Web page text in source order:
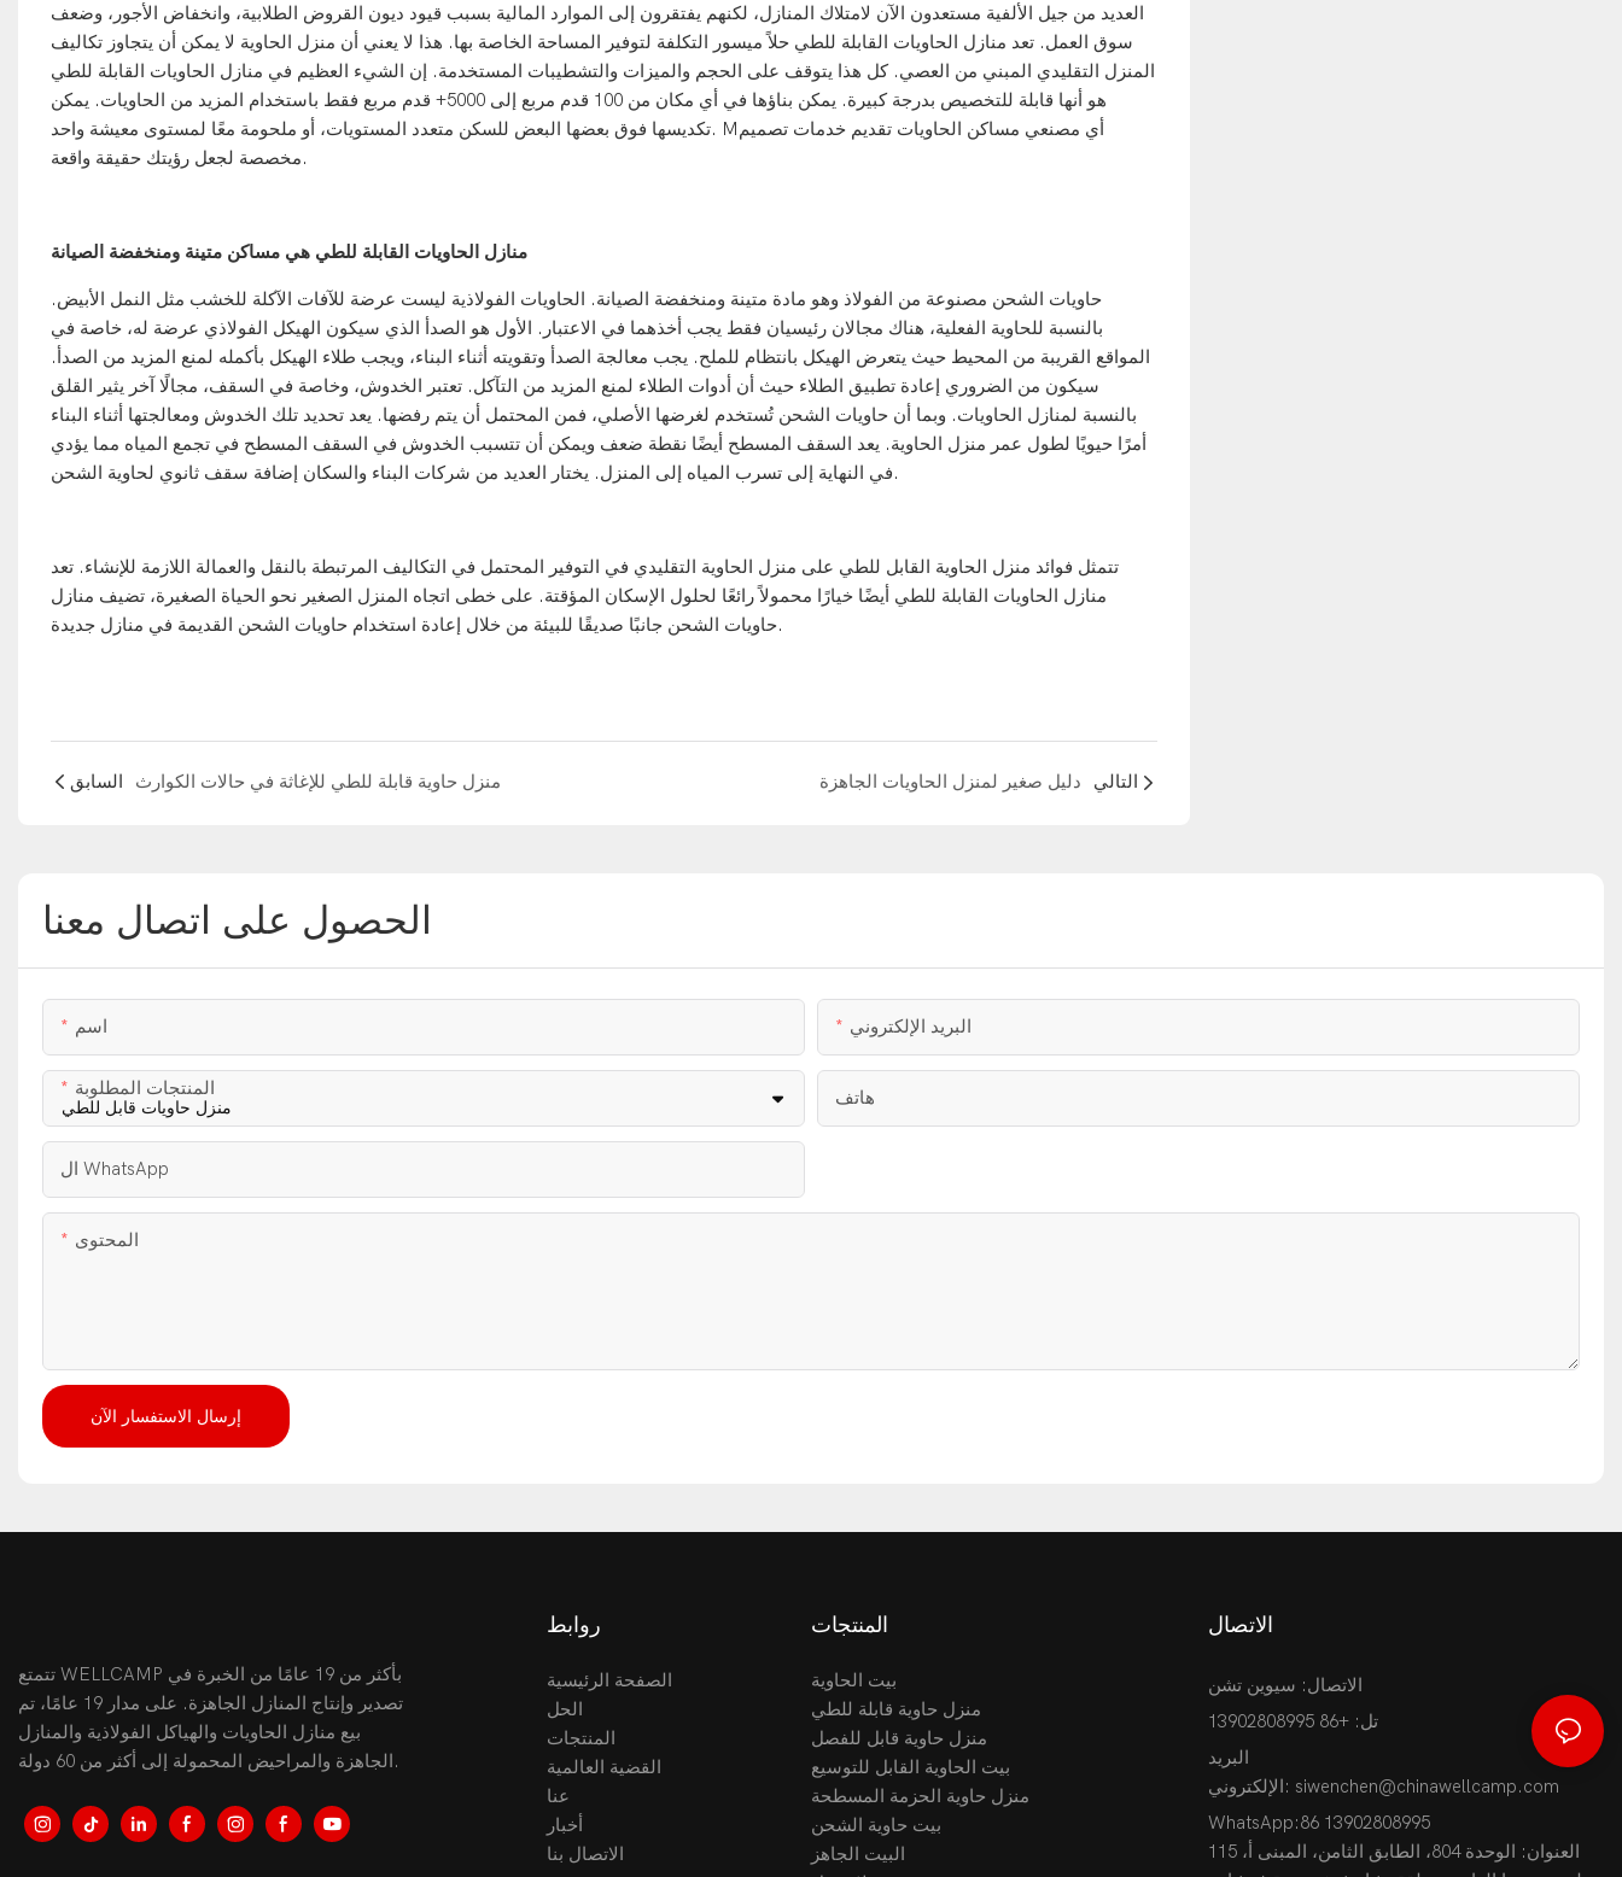
العديد من جيل الألفية مستعدون الآن لامتلاك المنازل، لكنهم يفتقرون إلى الموارد المالية بسبب قيود ديون القروض الطلابية، وانخفاض الأجور، وضعف
سوق العمل. تعد منازل الحاويات القابلة للطي حلاً ميسور التكلفة لتوفير المساحة الخاصة بها. هذا لا يعني أن منزل الحاوية لا يمكن أن يتجاوز تكاليف
المنزل التقليدي المبني من العصي. كل هذا يتوقف على الحجم والميزات والتشطيبات المستخدمة. إن الشيء العظيم في منازل الحاويات القابلة للطي
هو أنها قابلة للتخصيص بدرجة كبيرة. يمكن بناؤها في أي مكان من 100 قدم مربع إلى 5000+ قدم مربع فقط باستخدام المزيد من الحاويات. يمكن
تكديسها فوق بعضها البعض للسكن متعدد المستويات، أو ملحومة معًا لمستوى معيشة واحد. Mأي مصنعي مساكن الحاوياتتقديم خدمات تصميم
مخصصة لجعل رؤيتك حقيقة واقعة.
منازل الحاويات القابلة للطي هي مساكن متينة ومنخفضة الصيانة
حاويات الشحن مصنوعة من الفولاذ وهو مادة متينة ومنخفضة الصيانة. الحاويات الفولاذية ليست عرضة للآفات الآكلة للخشب مثل النمل الأبيض.
بالنسبة للحاوية الفعلية، هناك مجالان رئيسيان فقط يجب أخذهما في الاعتبار. الأول هو الصدأ الذي سيكون الهيكل الفولاذي عرضة له، خاصة في
المواقع القريبة من المحيط حيث يتعرض الهيكل بانتظام للملح. يجب معالجة الصدأ وتقويته أثناء البناء، ويجب طلاء الهيكل بأكمله لمنع المزيد من الصدأ.
سيكون من الضروري إعادة تطبيق الطلاء حيث أن أدوات الطلاء لمنع المزيد من التآكل. تعتبر الخدوش، وخاصة في السقف، مجالًا آخر يثير القلق
بالنسبة لمنازل الحاويات. وبما أن حاويات الشحن تُستخدم لغرضها الأصلي، فمن المحتمل أن يتم رفضها. يعد تحديد تلك الخدوش ومعالجتها أثناء البناء
أمرًا حيويًا لطول عمر منزل الحاوية. يعد السقف المسطح أيضًا نقطة ضعف ويمكن أن تتسبب الخدوش في السقف المسطح في تجمع المياه مما يؤدي
في النهاية إلى تسرب المياه إلى المنزل. يختار العديد من شركات البناء والسكان إضافة سقف ثانوي لحاوية الشحن.
تتمثل فوائد منزل الحاوية القابل للطي على منزل الحاوية التقليدي في التوفير المحتمل في التكاليف المرتبطة بالنقل والعمالة اللازمة للإنشاء. تعد
منازل الحاويات القابلة للطي أيضًا خيارًا محمولاً رائعًا لحلول الإسكان المؤقتة. على خطى اتجاه المنزل الصغير نحو الحياة الصغيرة، تضيف منازل
حاويات الشحن جانبًا صديقًا للبيئة من خلال إعادة استخدام حاويات الشحن القديمة في منازل جديدة.
السابق منزل حاوية قابلة للطي للإغاثة في حالات الكوارث دليل صغير لمنزل الحاويات الجاهزة التالي
الحصول على اتصال معنا
اسم البريد الإلكتروني
المنتجات المطلوبة هاتف
ال WhatsApp
المحتوى
إرسال الاستفسار الآن
تتمتع WELLCAMP بأكثر من 19 عامًا من الخبرة في
تصدير وإنتاج المنازل الجاهزة. على مدار 19 عامًا، تم
بيع منازل الحاويات والهياكل الفولاذية والمنازل
الجاهزة والمراحيض المحمولة إلى أكثر من 60 دولة.
روابط
الصفحة الرئيسية
الحل
المنتجات
القضية العالمية
عنا
أخبار
الاتصال بنا
المنتجات
بيت الحاوية
منزل حاوية قابلة للطي
منزل حاوية قابل للفصل
بيت الحاوية القابل للتوسيع
منزل حاوية الحزمة المسطحة
بيت حاوية الشحن
البيت الجاهز
الاتصال
الاتصال: سيوين تشن
تل: +86 13902808995
البريد
الإلكتروني: siwenchen@chinawellcamp.com
WhatsApp:86 13902808995
العنوان: الوحدة 804، الطابق الثامن، المبنى أ، 115